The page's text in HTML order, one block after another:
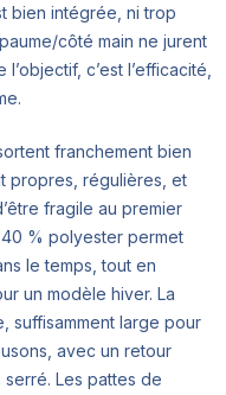
bien intégrée, ni trop
côté main ne jurent
c’est l’efficacité,
franchement bien
propres, régulières, et
fragile au premier
% polyester permet
le temps, tout en
un modèle hiver. La
suffisamment large pour
avec un retour
Les pattes de